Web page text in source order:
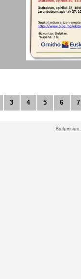
3 4 5 6 7
Biolovision